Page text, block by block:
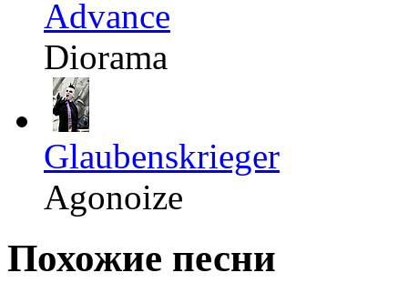
Advance
Diorama
Glaubenskrieger
Agonoize
Похожие песни